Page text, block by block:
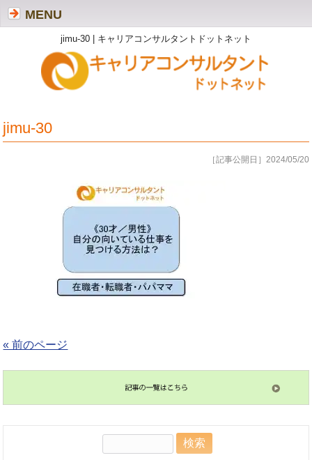
jimu-30 | キャリアコンサルタントドットネット
MENU
jimu-30
［記事公開日］2024/05/20
« 前のページ